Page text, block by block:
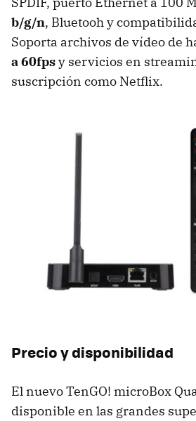
b/g/n, Bluetooh y
Soporta archivos de vídeo de
a 60fpsy servicios en
suscripción como Netflix.
Precio y disponibilidad
El nuevo TenGO! microBox
disponible en las grandes